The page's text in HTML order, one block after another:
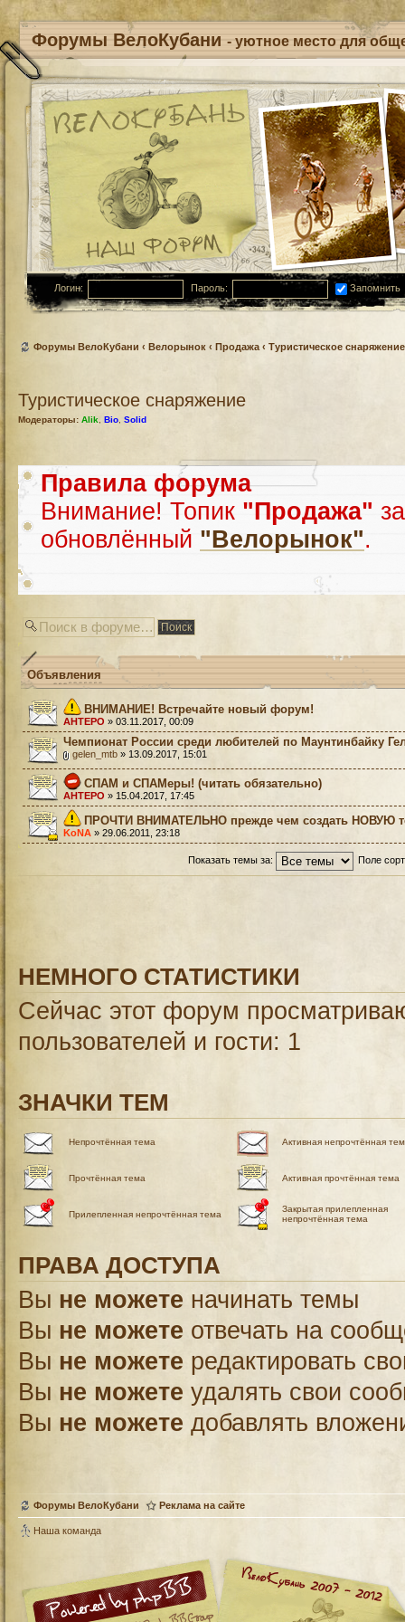
Форумы ВелоКубани - уютное место для
Логин: Пароль: Запомнить
Форумы ВелоКубани ‹ Велорынок ‹ Продажа ‹ Туристическое снаряжение
Туристическое снаряжение
Модераторы: Alik Bio Solid
Правила форума
Внимание! Топик "Продажа"
обновлённый "Велорынок".
Объявления
ВНИМАНИЕ! Встречайте новый форум!
AHTEPO » 03.11.2017, 00:09
Чемпионат России среди любителей по Маунтинбайку
gelen_mtb » 13.09.2017, 15:01
СПАМ и СПАМеры! (читать обязательно)
AHTEPO » 15.04.2017, 17:45
ПРОЧТИ ВНИМАТЕЛЬНО прежде чем создать НОВУЮ
KoNA » 29.06.2011, 23:18
Показать темы за: Поле
НЕМНОГО СТАТИСТИКИ
Сейчас этот форум
пользователей и гости: 1
ЗНАЧКИ ТЕМ
Непрочтённая тема Активная непрочтённая
Прочтённая тема Активная прочтённая тема
Прилепленная непрочтённая тема
Закрытая прилепленная
непрочтённая тема
ПРАВА ДОСТУПА
Вы не можете начинать темы
Вы не можете отвечать на
Вы не можете редактировать
Вы не можете удалять свои
Вы не можете добавлять
Форумы ВелоКубани Реклама на сайте
Наша команда